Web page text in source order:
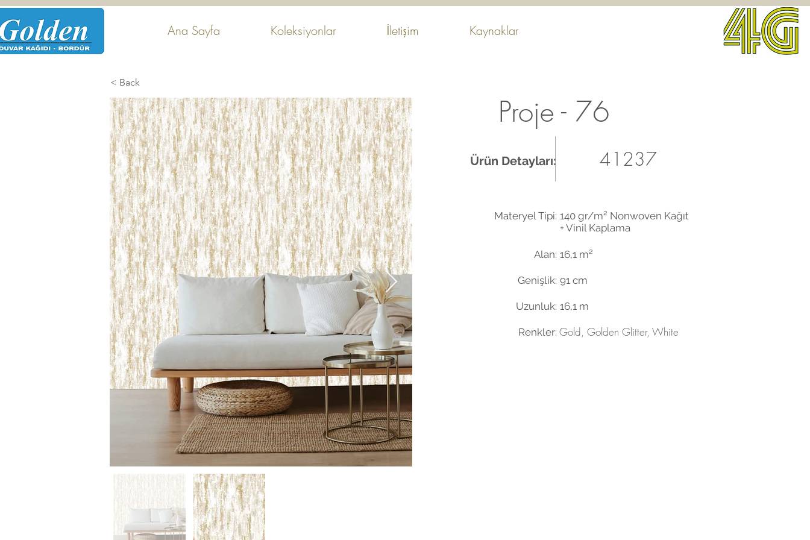
Ana Sayfa Koleksiyonlar İletişim Kaynaklar
< Back
41237
Proje - 76
Ürün Detayları:
Materyel Tipi:
Alan:
Genişlik:
Uzunluk:
Renkler:
140 gr/m² Nonwoven Kağıt
+ Vinil Kaplama
16,1 m²
91 cm
16,1 m
Gold, Golden Glitter, White